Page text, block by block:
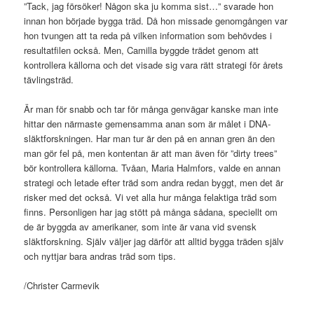
”Tack, jag försöker! Någon ska ju komma sist…” svarade hon
innan hon började bygga träd. Då hon missade genomgången var
hon tvungen att ta reda på vilken information som behövdes i
resultatfilen också. Men, Camilla byggde trädet genom att
kontrollera källorna och det visade sig vara rätt strategi för årets
tävlingsträd.
Är man för snabb och tar för många genvägar kanske man inte
hittar den närmaste gemensamma anan som är målet i DNA-
släktforskningen. Har man tur är den på en annan gren än den
man gör fel på, men kontentan är att man även för ”dirty trees”
bör kontrollera källorna. Tvåan, Maria Halmfors, valde en annan
strategi och letade efter träd som andra redan byggt, men det är
risker med det också. Vi vet alla hur många felaktiga träd som
finns. Personligen har jag stött på många sådana, speciellt om
de är byggda av amerikaner, som inte är vana vid svensk
släktforskning. Själv väljer jag därför att alltid bygga träden själv
och nyttjar bara andras träd som tips.
/Christer Carmevik